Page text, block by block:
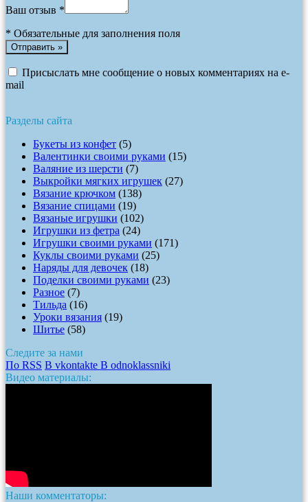
Ваш отзыв *
* Обязательные для заполнения поля
Присыслать мне сообщение о новых комментариях на e-
mail
Разделы сайта
Букеты из конфет (5)
Валентинки своими руками (15)
Валяние из шерсти (7)
Выкройки мягких игрушек (27)
Вязание крючком (138)
Вязание спицами (19)
Вязаные игрушки (102)
Игрушки из фетра (24)
Игрушки своими руками (171)
Куклы своими руками (25)
Наряды для девочек (18)
Поделки своими руками (23)
Разное (7)
Тильда (16)
Уроки вязания (19)
Шитье (58)
Следите за нами
По RSS В vkontakte В odnoklassniki
Видео материалы:
Наши комментаторы: